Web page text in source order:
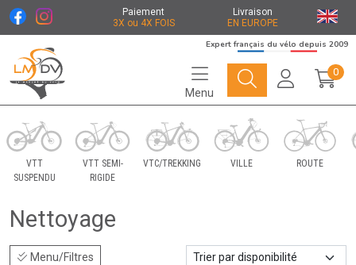
Paiement
3X ou 4X FOIS
Livraison
EN EUROPE
Le Marché du Vélo Votre distributeurs de vélo
Expert français du vélo depuis 2009
Menu
0
VTT
SUSPENDU
VTT SEMI-
RIGIDE
VTC/TREKKING VILLE ROUTE
Nettoyage
Menu/Filtres